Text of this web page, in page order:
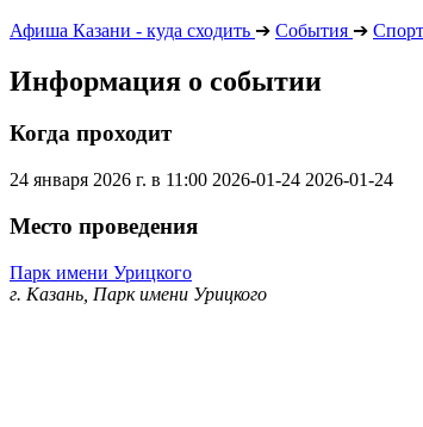
Афиша Казани - куда сходить ➔ События ➔
Информация о событии
Когда проходит
24 января 2026 г. в 11:00 2026-01-24 2026-01-24
Место проведения
Парк имени Урицкого
г. Казань, Парк имени Урицкого